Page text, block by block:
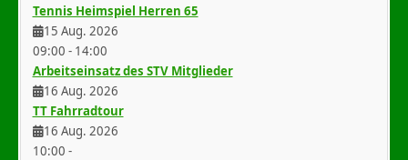
Tennis Heimspiel Herren 65
15 Aug. 2026
09:00 - 14:00
Arbeitseinsatz des STV Mitglieder
16 Aug. 2026
TT Fahrradtour
16 Aug. 2026
10:00 -